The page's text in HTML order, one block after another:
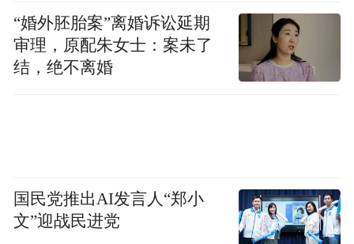
五项配套活动从不同维度激活文旅价值。第
四届非遗博览会通过“流动巡展+固定展陈”活
化传统技艺；“京昆古驿道”自驾游串联11个
唱会以市场化运作实现全国引流。这种“思想
碰撞+场景体验+项目合作”的立体设计，让大
“婚外胚胎案”离婚诉讼延期
审理，原配朱女士：案未了
结，绝不离婚
国民党推出AI发言人“郑小
文”迎战民进党